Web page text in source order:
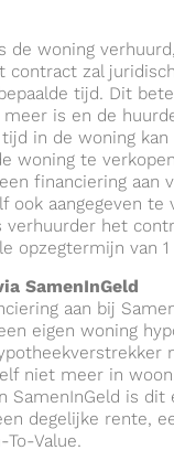
de woning
contract zal
tijd. Dit
is en de
in de woning
woning te
financiering aan
ook aangegeven te
verhuurder het
opzegtermijn van 1
SamenInGeld
aan bij
eigen woning
niet meer in
SamenInGeld is dit
degelijke rente,
To-Value.